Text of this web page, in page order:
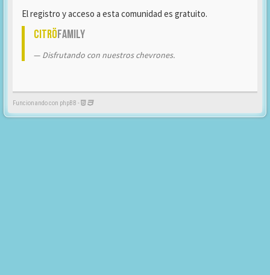
El registro y acceso a esta comunidad es gratuito.
CitröFamily
Disfrutando con nuestros chevrones.
Funcionando con phpBB -